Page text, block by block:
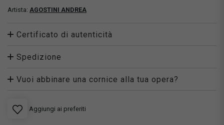
Artista: AGOSTINI ANDREA
Certificato di autenticità
Spedizione
Vuoi abbinare una cornice alla tua opera?
Aggiungi ai preferiti